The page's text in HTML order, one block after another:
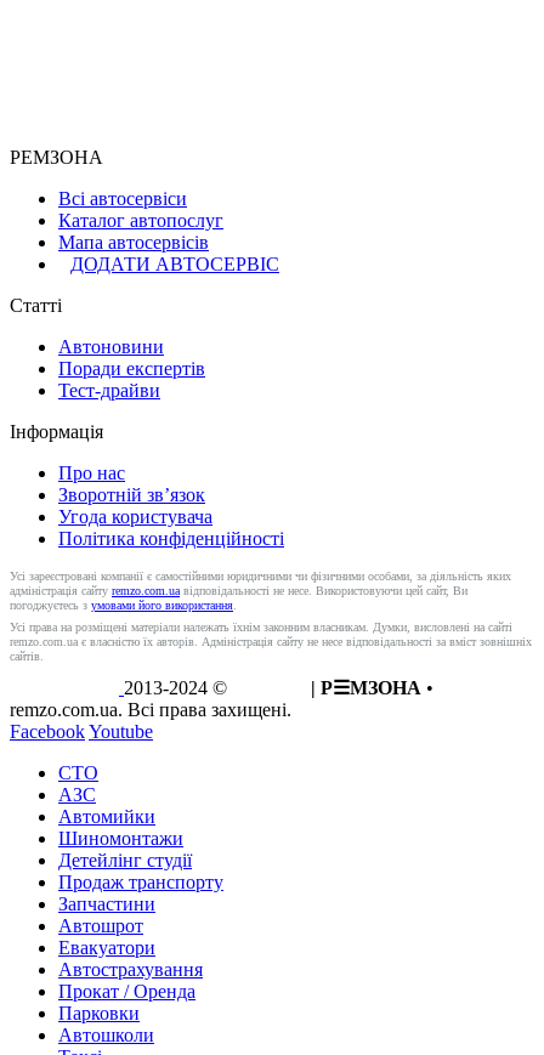
РЕМЗОНА
Всі автосервіси
Каталог автопослуг
Мапа автосервісів
ДОДАТИ АВТОСЕРВІС
Статті
Автоновини
Поради експертів
Тест-драйви
Інформація
Про нас
Зворотній зв’язок
Угода користувача
Політика конфіденційності
Усі зареєстровані компанії є самостійними юридичними чи фізичними особами, за діяльність яких
адміністрація сайту remzo.com.uaвідповідальності не несе. Використовуючи цей сайт, Ви
погоджуєтесь з умовами його використання.
Усі права на розміщені матеріали належать їхнім законним власникам. Думки, висловлені на сайті
remzo.com.ua є власністю їх авторів. Адміністрація сайту не несе відповідальності за вміст зовнішніх
сайтів.
2013-2024 © | Р☰МЗОНА •
remzo.com.ua. Всі права захищені.
FacebookYoutube
СТО
АЗС
Автомийки
Шиномонтажи
Детейлінг студії
Продаж транспорту
Запчастини
Автошрот
Евакуатори
Автострахування
Прокат / Оренда
Парковки
Автошколи